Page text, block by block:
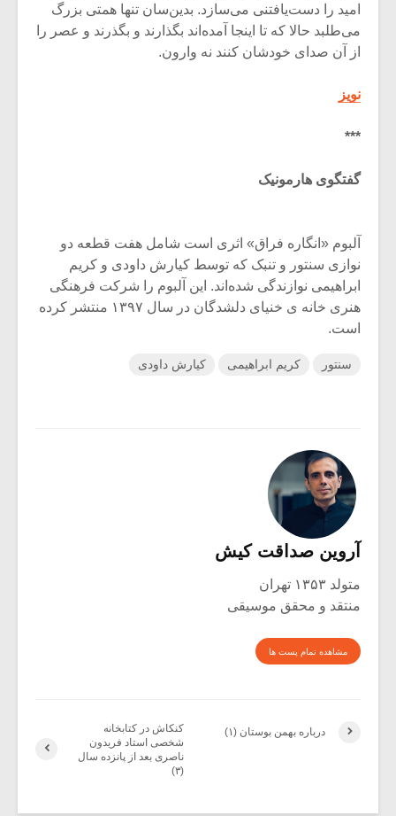
امید را دست‌یافتنی می‌سازد. بدین‌سان تنها همتی بزرگ
می‌طلبد حالا که تا اینجا آمده‌اند بگذارند و بگذرند و عصر را
از آن صدای خودشان کنند نه وارون.
نویز
***
گفتگوی هارمونیک
آلبوم «انگاره فراق» اثری است شامل هفت قطعه دو
نوازی سنتور و تنبک که توسط کیارش داودی و کریم
ابراهیمی نوازندگی شده‌اند. این آلبوم را شرکت فرهنگی
هنری خانه ی خنیای دلشدگان در سال ۱۳۹۷ منتشر کرده
است.
سنتور کریم ابراهیمی کیارش داودی
آروین صداقت کیش
متولد ۱۳۵۳ تهران
منتقد و محقق موسیقی
مشاهده تمام پست ها
کنکاش در کتابخانه
شخصی استاد فریدون
ناصری بعد از پانزده سال
(۳)
درباره بهمن بوستان (۱)